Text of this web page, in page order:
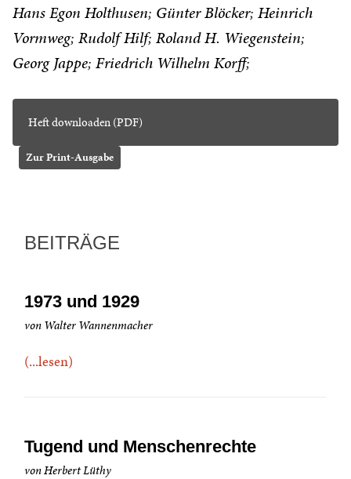
Hans Egon Holthusen Günter Blöcker Heinrich
Vormweg Rudolf Hilf Roland H. Wiegenstein
Georg Jappe Friedrich Wilhelm Korff
Heft downloaden (PDF)
Zur Print-Ausgabe
BEITRÄGE
1973 und 1929
von Walter Wannenmacher
(...lesen)
Tugend und Menschenrechte
von Herbert Lüthy